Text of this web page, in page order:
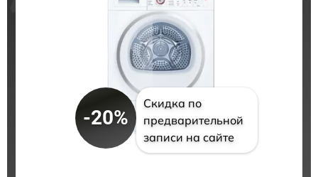
-20%
Скидка по
предварительной
записи на сайте